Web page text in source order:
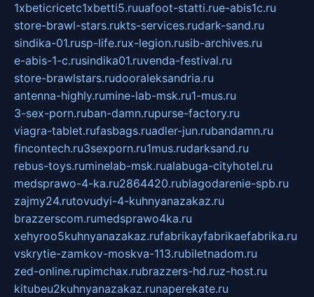
1xbeticricetc1xbetti5.ruuafoot-statti.rue-abis1c.ru
store-brawl-stars.rukts-services.rudark-sand.ru
sindika-01.rusp-life.rux-legion.rusib-archives.ru
e-abis-1-c.rusindika01.ruvenda-festival.ru
store-brawlstars.rudooraleksandria.ru
antenna-highly.rumine-lab-msk.ru1-mus.ru
3-sex-porn.ruban-damn.rupurse-factory.ru
viagra-tablet.rufasbags.ruadler-jun.rubandamn.ru
fincontech.ru3sexporn.ru1mus.rudarksand.ru
rebus-toys.ruminelab-msk.rualabuga-cityhotel.ru
medsprawo-4-ka.ru2864420.rublagodarenie-spb.ru
zajmy24.rutovudyi-4-kuhnyanazakaz.ru
brazzerscom.rumedsprawo4ka.ru
xehyroo5kuhnyanazakaz.rufabrikayfabrikaefabrika.ru
vskrytie-zamkov-moskva-113.rubiletnadom.ru
zed-online.rupimchax.rubrazzers-hd.ruz-host.ru
kitubeu2kuhnyanazakaz.runaperekate.ru